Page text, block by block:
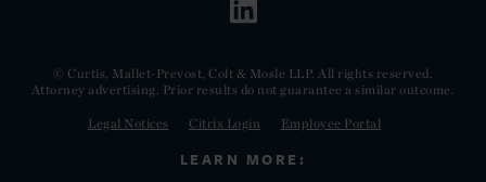
© Curtis, Mallet-Prevost, Colt & Mosle LLP. All rights reserved.
Attorney advertising. Prior results do not guarantee a similar outcome.
Legal Notices Citrix Login Employee Portal
LEARN MORE: